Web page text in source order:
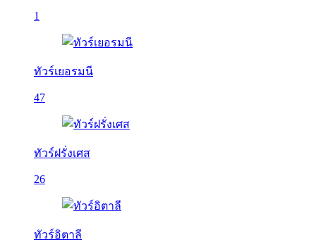
1
ทัวร์เยอรมนี
47
ทัวร์ฝรั่งเศส
26
ทัวร์อิตาลี